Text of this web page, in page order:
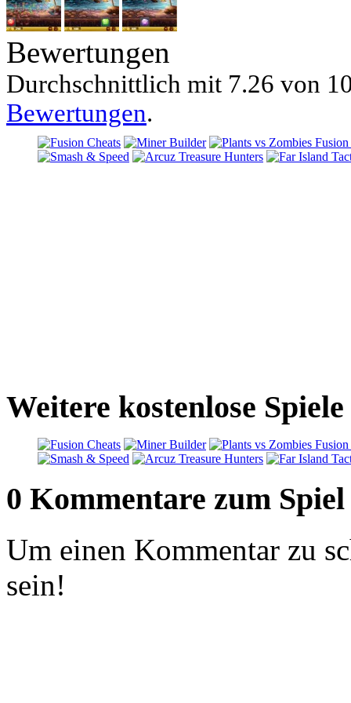
Bewertungen
Durchschnittlich mit 7.26 von
Bewertungen.
Weitere kostenlose
0 Kommentare zum Spiel
Um einen Kommentar zu
sein!